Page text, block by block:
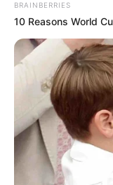
BRAINBERRIES
10 Reasons World